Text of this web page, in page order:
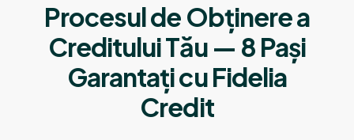
Procesul de Obținere a
Creditului Tău — 8 Pași
Garantați cu Fidelia
Credit